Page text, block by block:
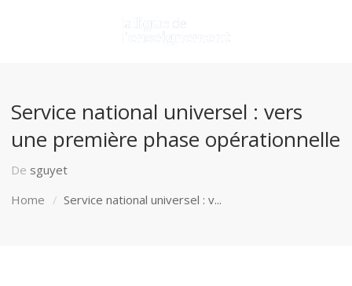
Service national universel : vers
une première phase opérationnelle
De sguyet
Home
Service national universel : v...